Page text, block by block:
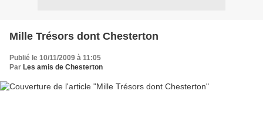
Mille Trésors dont Chesterton
Publié le 10/11/2009 à 11:05
Par Les amis de Chesterton